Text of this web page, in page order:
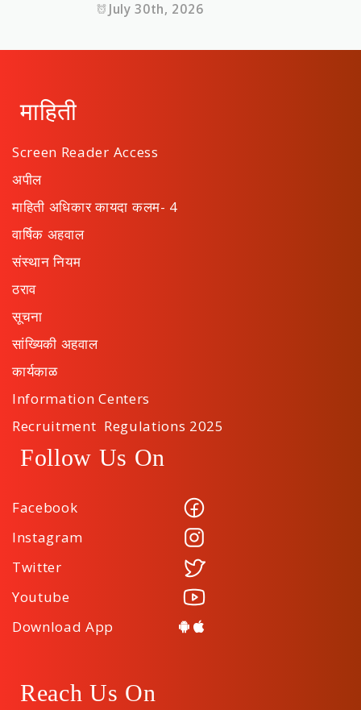
July 30th, 2026
माहिती
Screen Reader Access
अपील
माहिती अधिकार कायदा कलम- 4
वार्षिक अहवाल
संस्थान नियम
ठराव
सूचना
सांख्यिकी अहवाल
कार्यकाळ
Information Centers
Recruitment Regulations 2025
Follow Us On
Facebook
Instagram
Twitter
Youtube
Download App
Reach Us On